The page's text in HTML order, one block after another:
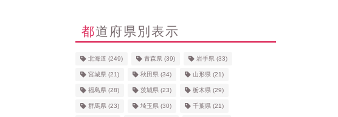
都道府県別表示
北海道 (249) 青森県(39) 岩手県(33)
宮城県(21) 秋田県(34) 山形県(21)
福島県(28) 茨城県(23) 栃木県(29)
群馬県(23) 埼玉県(30) 千葉県(21)